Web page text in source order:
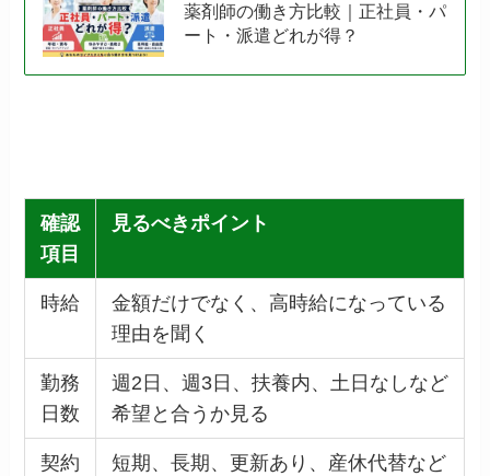
薬剤師の働き方比較｜正社員・パ
ート・派遣どれが得？
確認
項目
見るべきポイント
時給
金額だけでなく、高時給になっている
理由を聞く
勤務
日数
週2日、週3日、扶養内、土日なしなど
希望と合うか見る
契約
短期、長期、更新あり、産休代替など